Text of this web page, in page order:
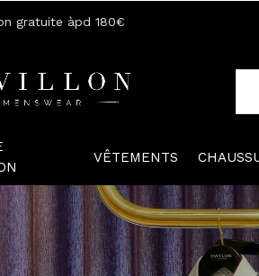
VÊTEMENTS
gratuite àpd 180€